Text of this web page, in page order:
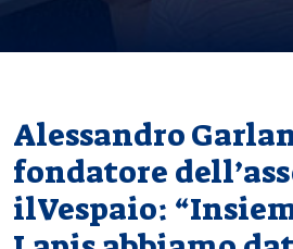
Alessandro
fondatore
ilVespaio: